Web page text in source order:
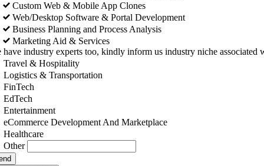
Custom Web & Mobile App Clones
Web/Desktop Software & Portal Development
Business Planning and Process Analysis
Marketing Aid & Services
have industry experts too, kindly inform us industry niche associated
Travel & Hospitality
Logistics & Transportation
FinTech
EdTech
Entertainment
eCommerce Development And Marketplace
Healthcare
Other